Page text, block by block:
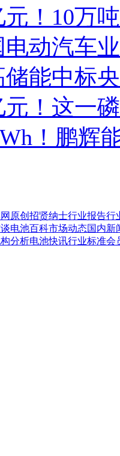
元！10万
电动汽车
储能中标
元！这一
！鹏辉
原创 招贤纳士行业报告行
电池百科市场动态国内新
分析电池快讯行业标准会